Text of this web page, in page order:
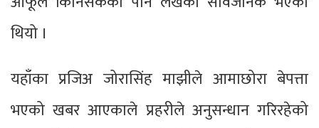
थियो ।
यहाँका प्रजिअ जोरासिंह माझीले आमाछोरा बेपत्ता
भएको खबर आएकाले प्रहरीले अनुसन्धान गरिरहेको